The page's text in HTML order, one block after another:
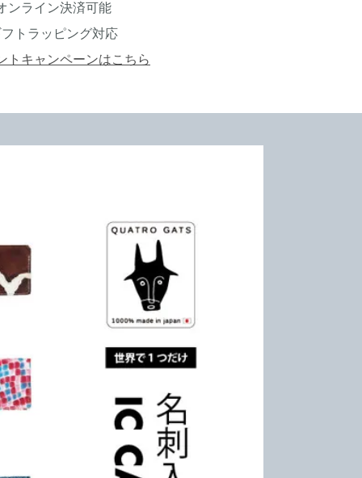
ンライン決済可能
フトラッピング対応
トキャンペーンはこちら